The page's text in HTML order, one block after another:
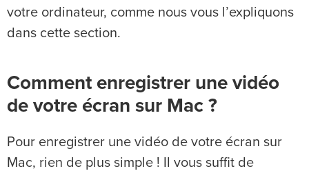
votre ordinateur, comme nous vous l’expliquons
dans cette section.
Comment enregistrer une vidéo
de votre écran sur Mac ?
Pour enregistrer une vidéo de votre écran sur
Mac, rien de plus simple ! Il vous suffit de